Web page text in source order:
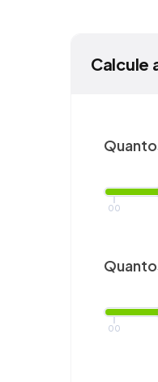
Calcule
00
00